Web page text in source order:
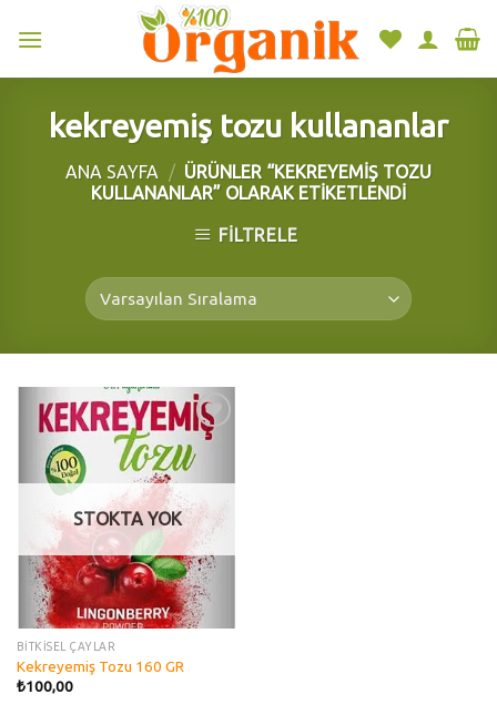
kekreyemiş tozu kullananlar
ANA SAYFA / ÜRÜNLER “KEKREYEMIŞ TOZU
KULLANANLAR” OLARAK ETIKETLENDI
FILTRELE
Add to
wishlist
STOKTA YOK
BİTKİSEL ÇAYLAR
Kekreyemiş Tozu 160 GR
₺100,00